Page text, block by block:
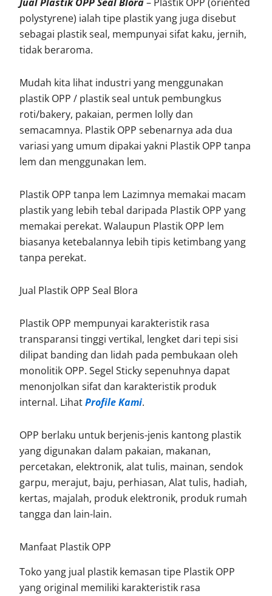
polystyrene) ialah tipe plastik yang juga disebut
sebagai plastik seal, mempunyai sifat kaku, jernih,
tidak beraroma.
Mudah kita lihat industri yang menggunakan
plastik OPP / plastik seal untuk pembungkus
roti/bakery, pakaian, permen lolly dan
semacamnya. Plastik OPP sebenarnya ada dua
variasi yang umum dipakai yakni Plastik OPP tanpa
lem dan menggunakan lem.
Plastik OPP tanpa lem Lazimnya memakai macam
plastik yang lebih tebal daripada Plastik OPP yang
memakai perekat. Walaupun Plastik OPP lem
biasanya ketebalannya lebih tipis ketimbang yang
tanpa perekat.
Jual Plastik OPP Seal Blora
Plastik OPP mempunyai karakteristik rasa
transparansi tinggi vertikal, lengket dari tepi sisi
dilipat banding dan lidah pada pembukaan oleh
monolitik OPP. Segel Sticky sepenuhnya dapat
menonjolkan sifat dan karakteristik produk
internal. LihatProfile Kami.
OPP berlaku untuk berjenis-jenis kantong plastik
yang digunakan dalam pakaian, makanan,
percetakan, elektronik, alat tulis, mainan, sendok
garpu, merajut, baju, perhiasan, Alat tulis, hadiah,
kertas, majalah, produk elektronik, produk rumah
tangga dan lain-lain.
Manfaat Plastik OPP
Toko yang jual plastik kemasan tipe Plastik OPP
yang original memiliki karakteristik rasa